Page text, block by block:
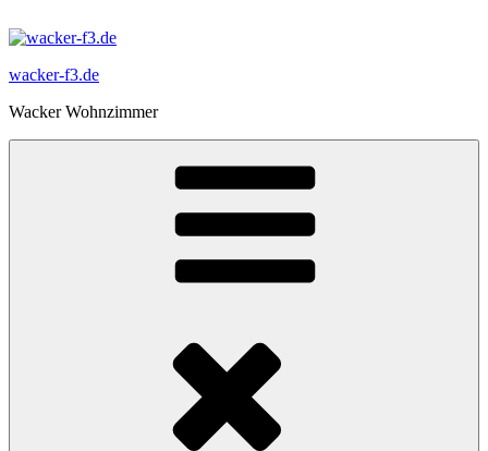
Inhalt
wacker-f3.de
Wacker Wohnzimmer